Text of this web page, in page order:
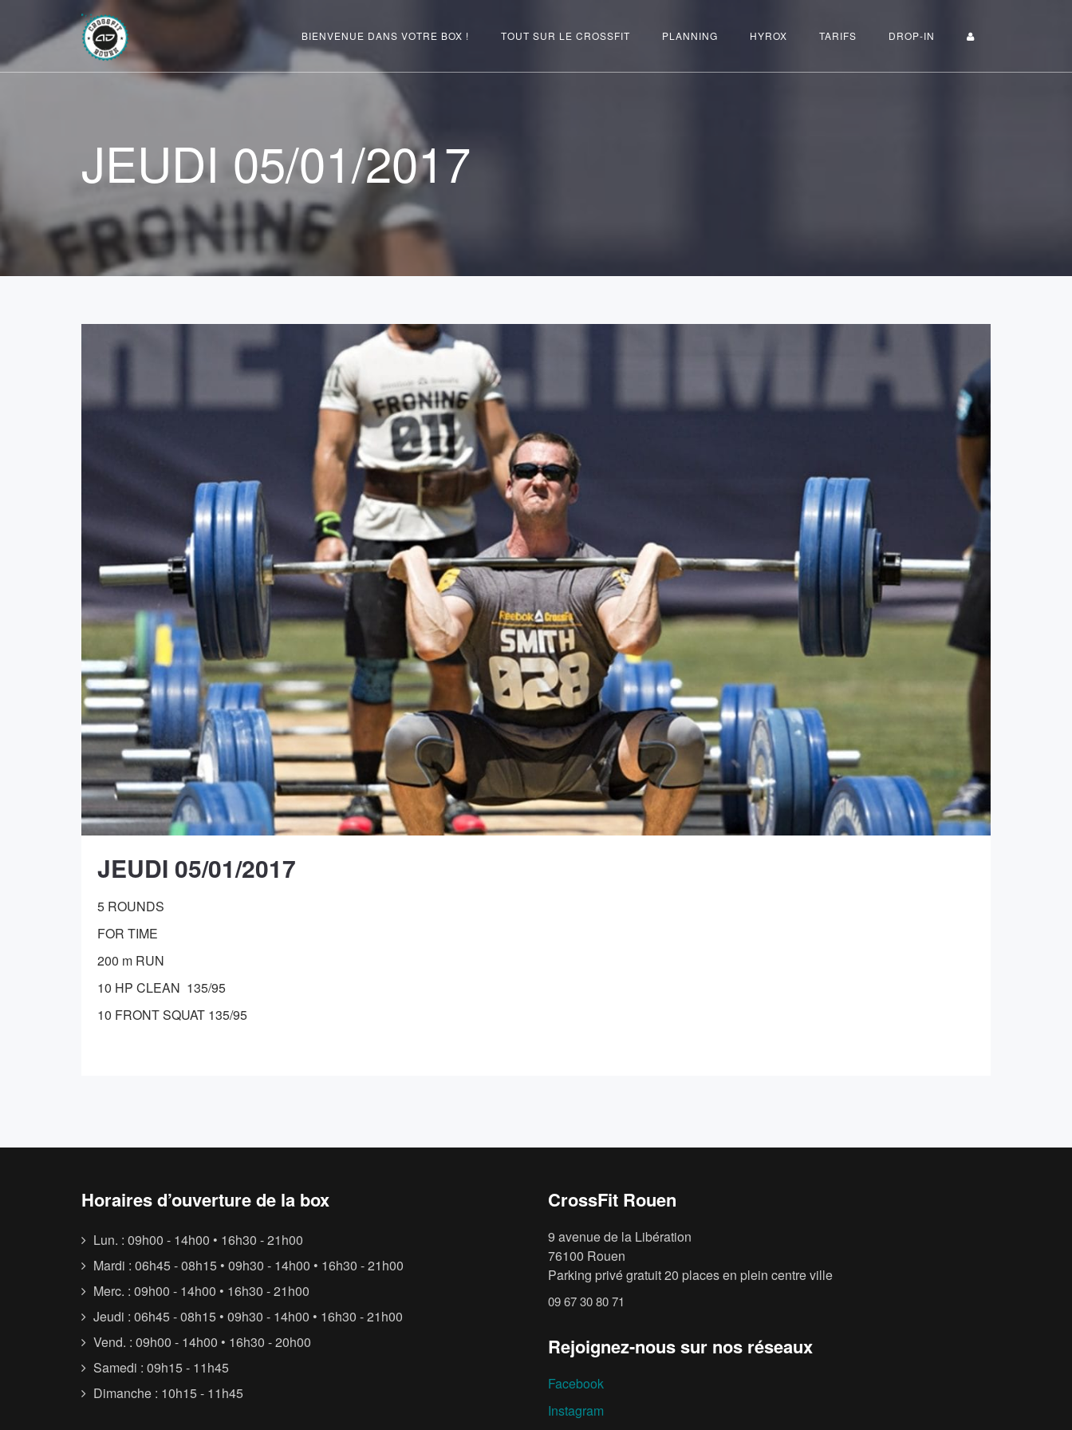
BIENVENUE DANS VOTRE BOX ! TOUT SUR LE CROSSFIT PLANNING HYROX TARIFS DROP-IN
JEUDI 05/01/2017
JEUDI 05/01/2017
5 ROUNDS
FOR TIME
200 m RUN
10 HP CLEAN 135/95
10 FRONT SQUAT 135/95
Horaires d’ouverture de la box
Lun. : 09h00 - 14h00 • 16h30 - 21h00
Mardi : 06h45 - 08h15 • 09h30 - 14h00 • 16h30 - 21h00
Merc. : 09h00 - 14h00 • 16h30 - 21h00
Jeudi : 06h45 - 08h15 • 09h30 - 14h00 • 16h30 - 21h00
Vend. : 09h00 - 14h00 • 16h30 - 20h00
Samedi : 09h15 - 11h45
Dimanche : 10h15 - 11h45
CrossFit Rouen
9 avenue de la Libération
76100 Rouen
Parking privé gratuit 20 places en plein centre ville
09 67 30 80 71
Rejoignez-nous sur nos réseaux
Facebook
Instagram